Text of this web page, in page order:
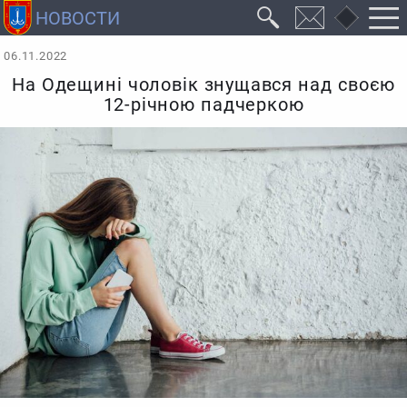
06.11.2022
На Одещині чоловік знущався над своєю
12-річною падчеркою